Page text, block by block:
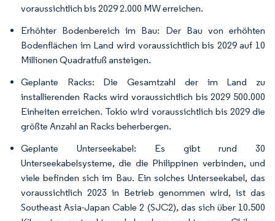
voraussichtlich bis 2029 2.000 MW erreichen.
Erhöhter Bodenbereich im Bau: Der Bau von erhöhten
Bodenflächen im Land wird voraussichtlich bis 2029 auf 10
Millionen Quadratfuß ansteigen.
Geplante Racks: Die Gesamtzahl der im Land zu
installierenden Racks wird voraussichtlich bis 2029 500.000
Einheiten erreichen. Tokio wird voraussichtlich bis 2029 die
größte Anzahl an Racks beherbergen.
Geplante Unterseekabel: Es gibt rund 30
Unterseekabelsysteme, die die Philippinen verbinden, und
viele befinden sich im Bau. Ein solches Unterseekabel, das
voraussichtlich 2023 in Betrieb genommen wird, ist das
Southeast Asia-Japan Cable 2 (SJC2), das sich über 10.500